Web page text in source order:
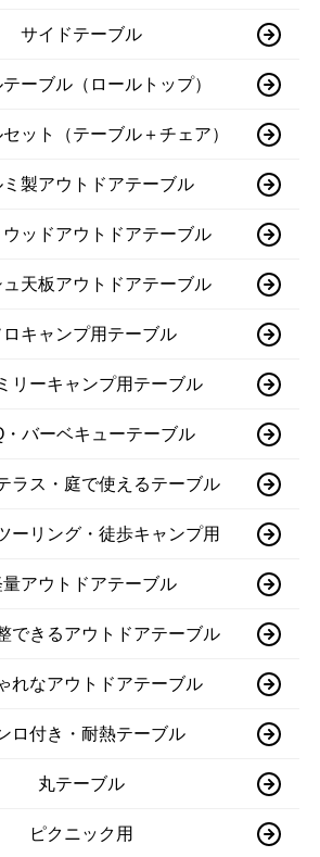
サイドテーブル
テーブル（ロールトップ）
ット（テーブル＋チェア）
ミ製アウトドアテーブル
ウッドアウトドアテーブル
ュ天板アウトドアテーブル
ロキャンプ用テーブル
リーキャンプ用テーブル
・バーベキューテーブル
ラス・庭で使えるテーブル
ーリング・徒歩キャンプ用
量アウトドアテーブル
できるアウトドアテーブル
れなアウトドアテーブル
ロ付き・耐熱テーブル
丸テーブル
ピクニック用